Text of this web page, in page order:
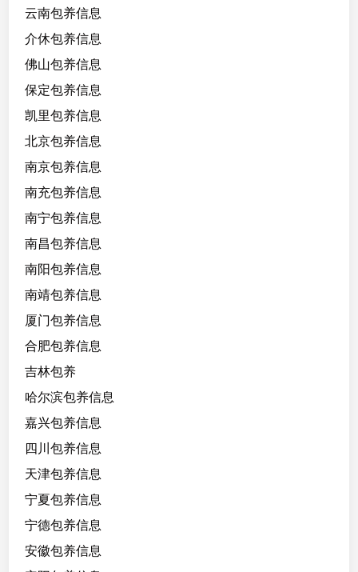
画
爱
看
展
爱
游
戏
柔
有
点
向
听
云南包养信息
介休包养信息
佛山包养信息
保定包养信息
凯里包养信息
北京包养信息
南京包养信息
南充包养信息
南宁包养信息
南昌包养信息
南阳包养信息
南靖包养信息
厦门包养信息
合肥包养信息
吉林包养
哈尔滨包养信息
嘉兴包养信息
四川包养信息
天津包养信息
宁夏包养信息
宁德包养信息
安徽包养信息